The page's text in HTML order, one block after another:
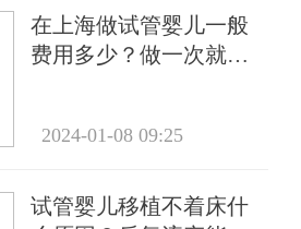
在上海做试管婴儿一般
费用多少？做一次就能
2024-01-08 09:25
试管婴儿移植不着床什